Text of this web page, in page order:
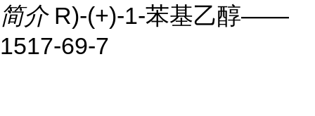
简介 R)-(+)-1-苯基乙醇——
1517-69-7